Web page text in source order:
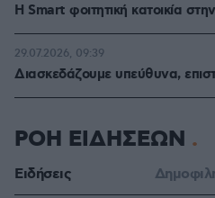
Η Smart φοιτητική κατοικία
Διασκεδάζουμε υπεύθυνα,
29.07.2026, 09:39
ΡΟΗ ΕΙΔΗΣΕΩΝ
Ειδήσεις